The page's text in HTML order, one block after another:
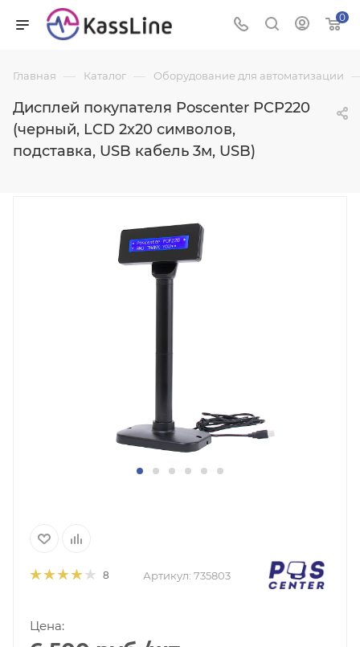
0
Главная — Каталог — Оборудование для автоматизации
Дисплей покупателя Poscenter PCP220
(черный, LCD 2x20 символов,
подставка, USB кабель 3м, USB)
8 Артикул: 735803
Цена: